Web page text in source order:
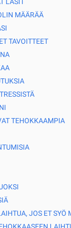
MÄÄRÄÄ
TAVOITTEET
TEHOKKAAMPIA
JOS ET SYÖ